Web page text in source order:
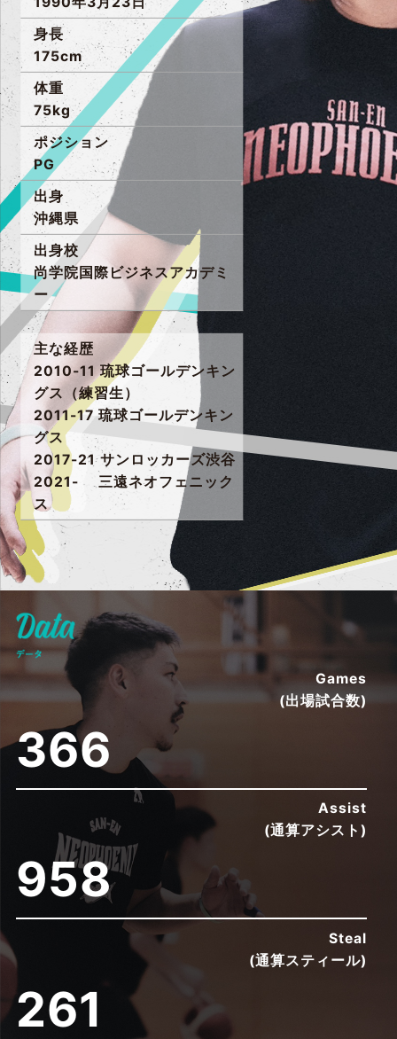
身長
175cm
体重
75kg
ポジション
PG
出身
沖縄県
出身校
尚学院国際ビジネスアカデミ
ー
主な経歴
2010-11 琉球ゴールデンキン
グス（練習生）
2011-17 琉球ゴールデンキン
グス
2017-21 サンロッカーズ渋谷
2021- 三遠ネオフェニック
ス
Games
(出場試合数)
235
Assist
(通算アシスト)
613
Steal
(通算スティール)
167